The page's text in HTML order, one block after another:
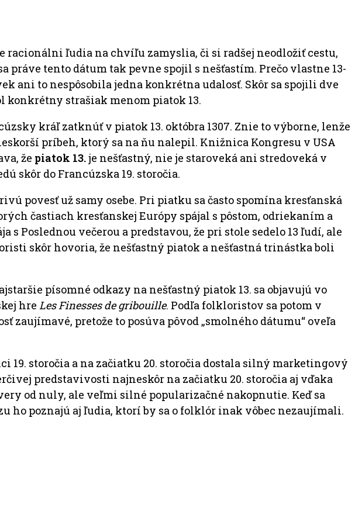
racionálni ľudia na chvíľu zamyslia, či si radšej neodložiť cestu,
práve tento dátum tak pevne spojil s nešťastím. Prečo vlastne 13-
ani to nespôsobila jedna konkrétna udalosť. Skôr sa spojili dve
konkrétny strašiak menom piatok 13.
kráľ zatknúť v piatok 13. októbra 1307. Znie to výborne, lenže
príbeh, ktorý sa na ňu nalepil. Knižnica Kongresu v USA
že piatok 13.je nešťastný, nie je staroveká ani stredoveká v
skôr do Francúzska 19. storočia.
povesť už samy osebe. Pri piatku sa často spomína kresťanská
častiach kresťanskej Európy spájal s pôstom, odriekaním a
Poslednou večerou a predstavou, že pri stole sedelo 13 ľudí, ale
skôr hovoria, že nešťastný piatok a nešťastná trinástka boli
písomné odkazy na nešťastný piatok 13. sa objavujú vo
hre Les Finesses de gribouille. Podľa folkloristov sa potom v
zaujímavé, pretože to posúva pôvod „smolného dátumu“ oveľa
storočia a na začiatku 20. storočia dostala silný marketingový
predstavivosti najneskôr na začiatku 20. storočia aj vďaka
od nuly, ale veľmi silné popularizačné nakopnutie. Keď sa
ho poznajú aj ľudia, ktorí by sa o folklór inak vôbec nezaujímali.